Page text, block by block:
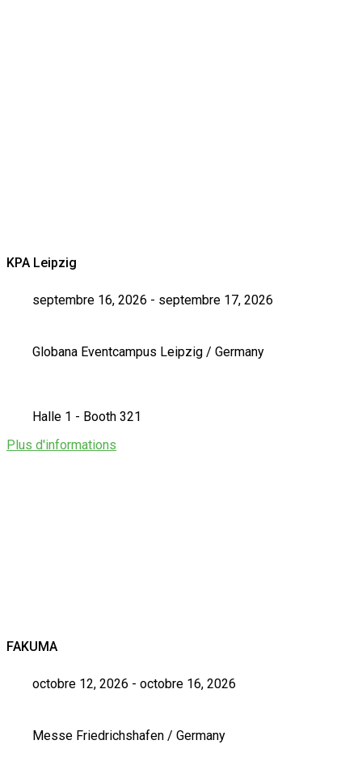
KPA Leipzig
septembre 16, 2026 - septembre 17, 2026
Globana Eventcampus Leipzig / Germany
Halle 1 - Booth 321
Plus d'informations
FAKUMA
octobre 12, 2026 - octobre 16, 2026
Messe Friedrichshafen / Germany